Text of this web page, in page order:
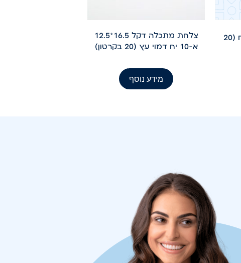
סכין עץ מתכלה א-50 יח (20
צלחת מתכלה דקל 16.5*12.5
א-10 יח דמוי עץ (20 בקרטון)
מידע נוסף